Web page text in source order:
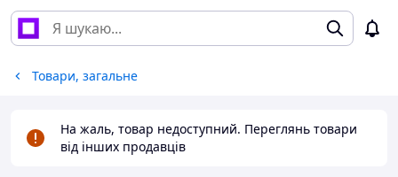
Товари, загальне
На жаль, товар недоступний. Переглянь товари
від інших продавців